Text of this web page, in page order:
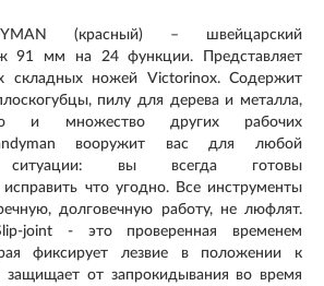
(красный) – швейцарский
91 мм на 24 функции. Представляет
складных ножей Victorinox. Содержит
пилу для дерева и металла,
и множество других рабочих
вооружит вас для любой
ситуации: вы всегда готовы
что угодно. Все инструменты
долговечную работу, не люфлят.
joint - это проверенная временем
фиксирует лезвие в положении к
защищает от запрокидывания во время